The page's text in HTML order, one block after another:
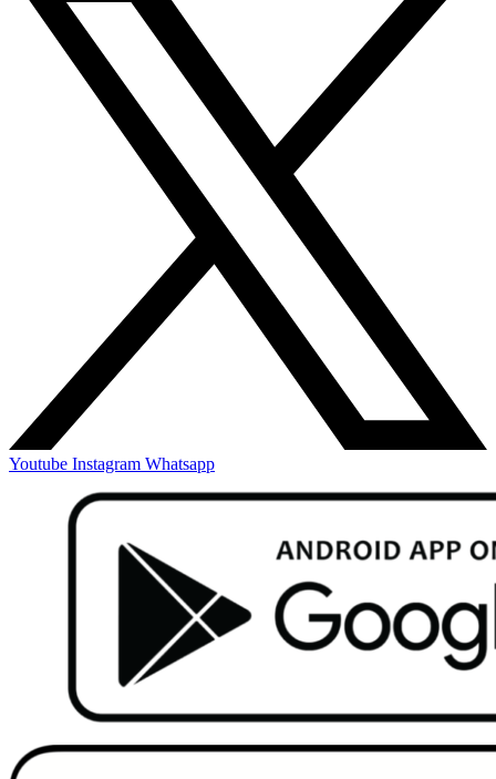
Youtube Instagram Whatsapp